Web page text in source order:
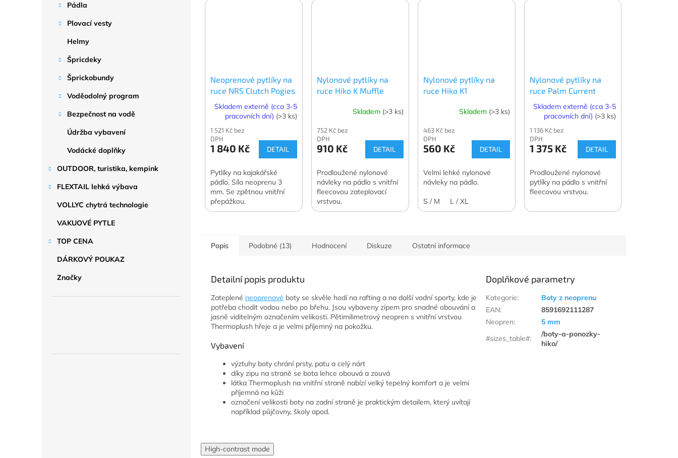
Pádla
Plovací vesty
Helmy
Špricdeky
Šprickobundy
Voděodolný program
Bezpečnost na vodě
Údržba vybavení
Vodácké doplňky
OUTDOOR, turistika, kempink
FLEXTAIL lehká výbava
VOLLYC chytrá technologie
VAKUOVÉ PYTLE
TOP CENA
DÁRKOVÝ POUKAZ
Značky
Neoprenové pytlíky na
ruce NRS Clutch Pogies
Skladem externě (cca 3-5
pracovních dní) (>3 ks)
1 521 Kč bez
DPH
1 840 Kč DETAIL
Pytlíky na kajakářské
pádlo. Síla neoprenu 3
mm. Se zpětnou vnitřní
přepážkou.
Nylonové pytlíky na
ruce Hiko K Muffle
Skladem (>3 ks)
752 Kč bez
DPH
910 Kč DETAIL
Prodloužené nylonové
návleky na pádlo s vnitřní
fleecovou zateplovací
vrstvou.
Nylonové pytlíky na
ruce Hiko K1
Skladem (>3 ks)
463 Kč bez
DPH
560 Kč DETAIL
Velmi lehké nylonové
návleky na pádlo.
S / M L / XL
Nylonové pytlíky na
ruce Palm Current
Skladem externě (cca 3-5
pracovních dní) (>3 ks)
1 136 Kč bez
DPH
1 375 Kč DETAIL
Prodloužené nylonové
pytlíky na pádlo s vnitřní
fleecovou vrstvou.
Popis Podobné (13) Hodnocení Diskuze Ostatní informace
Detailní popis produktu
Zateplené neoprenové boty se skvěle hodí na rafting a na další vodní sporty, kde je
potřeba chodit vodou nebo po břehu. Jsou vybaveny zipem pro snadné obouvání a
jasně viditelným označením velikosti. Pětimilimetrový neopren s vnitřní vrstvou
Thermoplush hřeje a je velmi příjemný na pokožku.
Vybavení
výztuhy boty chrání prsty, patu a celý nárt
díky zipu na straně se bota lehce obouvá a zouvá
látka Thermoplush na vnitřní straně nabízí velký tepelný komfort a je velmi
příjemná na kůži
označení velikosti boty na zadní straně je praktickým detailem, který uvítají
například půjčovny, školy apod.
Doplňkové parametry
Kategorie:
Boty z neoprenu
EAN:
8591692111287
Neopren:
5 mm
#sizes_table#:
/boty-a-ponozky-
hiko/
High-contrast mode